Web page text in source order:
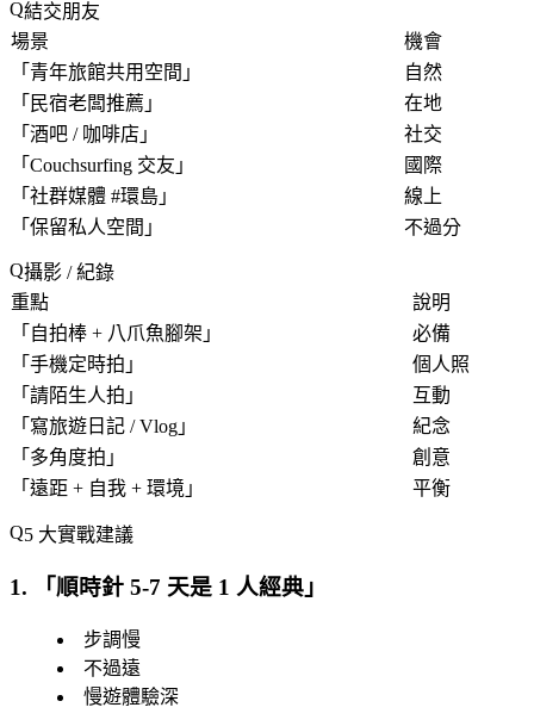
結交朋友
場景
機會
「 青年旅館共用空間 」
自然
「 民宿老闆推薦 」
在地
「 酒吧 / 咖啡店 」
社交
「 Couchsurfing 交友 」
國際
「 社群媒體 #環島 」
線上
「 保留私人空間 」 不過分
攝影 / 紀錄
重點
說明
「 自拍棒 + 八爪魚腳架 」
必備
「 手機定時拍 」
個人照
「 請陌生人拍 」
互動
「 寫旅遊日記 / Vlog 」
紀念
「 多角度拍 」
創意
「 遠距 + 自我 + 環境 」 平衡
5 大實戰建議
1. 「順時針 5-7 天是 1 人經典 」
步調慢
不過遠
慢遊體驗深